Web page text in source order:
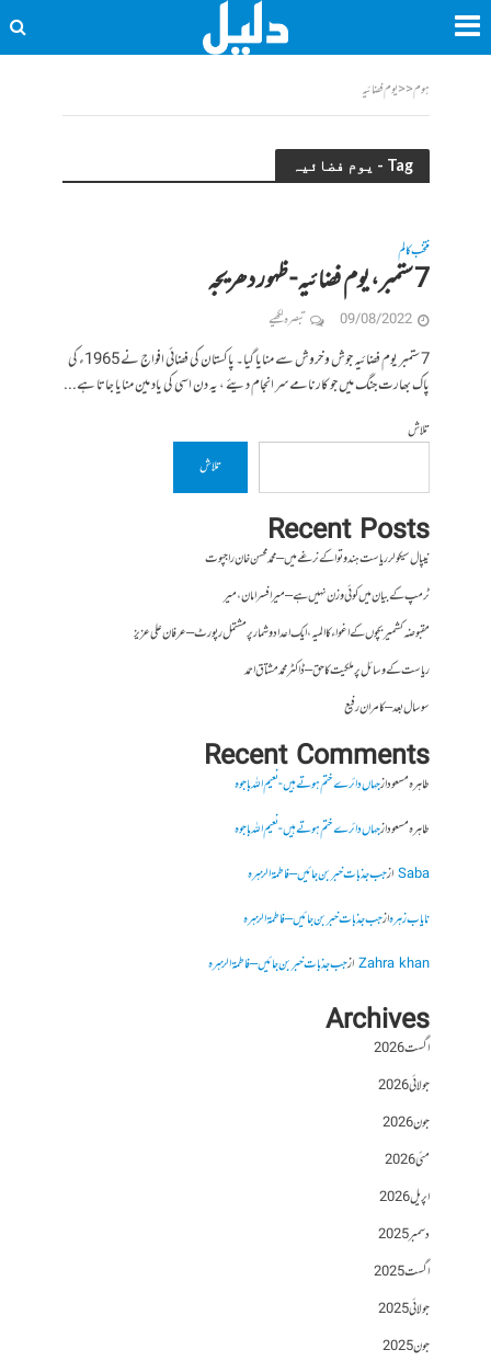
ہوم<<یوم فضائیہ
Tag - یوم فضائیہ
منتخب کالم
7 ستمبر، یوم فضائیہ- ظہور دھریجہ
09/08/2022 تبصرہ لکھیے
7 ستمبر یوم فضائیہ جوش و خروش سے منایا گیا۔ پاکستان کی فضائی افواج نے 1965ء کی
پاک بھارت جنگ میں جو کارنامے سر انجام دیئے ، یہ دن اسی کی یاد مین منایا جاتا ہے...
تلاش
تلاش
Recent Posts
نیپال سیکولر ریاست ہندوتوا کے نرغے میں – محمد محسن خان راجپوت
ٹرمپ کے بیان میں کوئی وزن نہیں ہے – میر افسرامان،میر
مقبوضہ کشمیر بچوں کے اغواء کا المیہ، ایک اعداد و شمار پر مشتمل رپورٹ – عرفان علی عزیز
ریاست کے وسائل پر ملکیت کا حق – ڈاکٹر محمد مشتاق احمد
سو سال بعد – کامران رفیع
Recent Comments
طاہرہ مسعودازجہاں دائرے ختم ہوتے ہیں- نعیم اللہ باجوہ
طاہرہ مسعودازجہاں دائرے ختم ہوتے ہیں- نعیم اللہ باجوہ
Sabaازجب جذبات خبر بن جائیں – فاطمۃالزہرہ
نایاب زہرہازجب جذبات خبر بن جائیں – فاطمۃالزہرہ
Zahra khanازجب جذبات خبر بن جائیں – فاطمۃالزہرہ
Archives
اگست 2026
جولائی 2026
جون 2026
مئی 2026
اپریل 2026
دسمبر 2025
اگست 2025
جولائی 2025
جون 2025